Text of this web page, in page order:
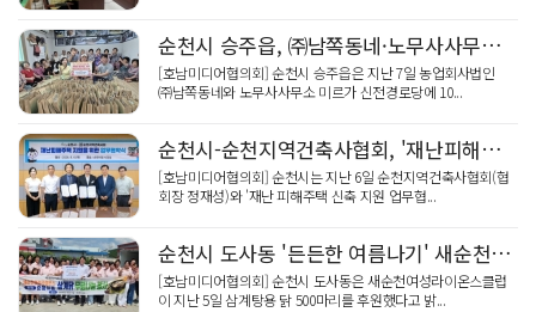
순천시 승주읍, ㈜남쪽동네·노무사사무소 미르 신전경로당 '온정 밀키트'
[호남미디어협의회] 순천시 승주읍은 지난 7일 농업회사법인
㈜남쪽동네와 노무사사무소 미르가 신전경로당에 10...
순천시-순천지역건축사협회, '재난피해주택' 신속 지원 맞손
[호남미디어협의회] 순천시는 지난 6일 순천지역건축사협회(협
회장 정재성)와 '재난 피해주택 신축 지원 업무협...
순천시 도사동 '든든한 여름나기' 새순천여성라이온스 보양식 후원
[호남미디어협의회] 순천시 도사동은 새순천여성라이온스클럽
이 지난 5일 삼계탕용 닭 500마리를 후원했다고 밝...